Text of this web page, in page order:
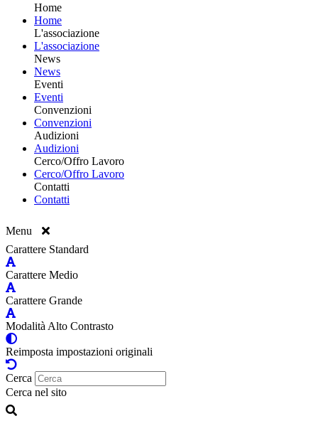
Home
Home
L'associazione
L'associazione
News
News
Eventi
Eventi
Convenzioni
Convenzioni
Audizioni
Audizioni
Cerco/Offro Lavoro
Cerco/Offro Lavoro
Contatti
Contatti
Menu
Carattere Standard
Carattere Medio
Carattere Grande
Modalità Alto Contrasto
Reimposta impostazioni originali
Cerca
Cerca nel sito